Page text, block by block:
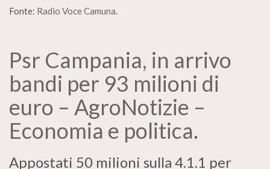
Fonte: Radio Voce Camuna.
Psr Campania, in arrivo
bandi per 93 milioni di
euro – AgroNotizie –
Economia e politica.
Appostati 50 milioni sulla 4.1.1 per